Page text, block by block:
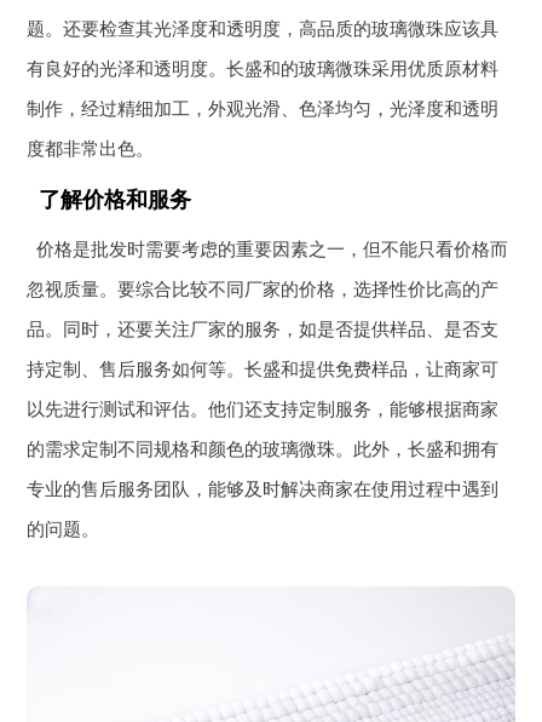
题。还要检查其光泽度和透明度，高品质的玻璃微珠应该具
有良好的光泽和透明度。长盛和的玻璃微珠采用优质原材料
制作，经过精细加工，外观光滑、色泽均匀，光泽度和透明
度都非常出色。
了解价格和服务
价格是批发时需要考虑的重要因素之一，但不能只看价格而
忽视质量。要综合比较不同厂家的价格，选择性价比高的产
品。同时，还要关注厂家的服务，如是否提供样品、是否支
持定制、售后服务如何等。长盛和提供免费样品，让商家可
以先进行测试和评估。他们还支持定制服务，能够根据商家
的需求定制不同规格和颜色的玻璃微珠。此外，长盛和拥有
专业的售后服务团队，能够及时解决商家在使用过程中遇到
的问题。